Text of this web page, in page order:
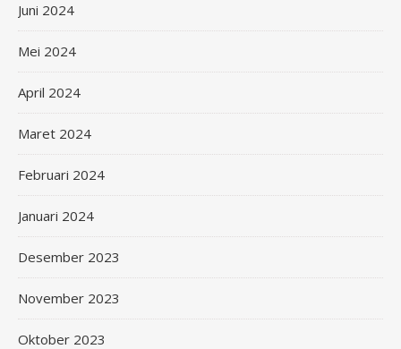
Juni 2024
Mei 2024
April 2024
Maret 2024
Februari 2024
Januari 2024
Desember 2023
November 2023
Oktober 2023